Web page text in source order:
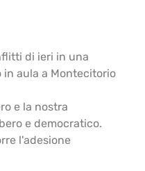
di ieri in una
aula a Montecitorio
e la nostra
e democratico.
l'adesione